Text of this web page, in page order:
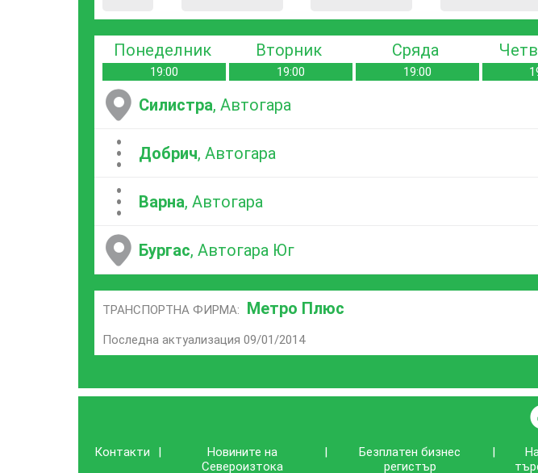
Понеделник
19:00
Вторник
19:00
Сряда
19:00
Силистра, Автогара
...Добрич, Автогара
...Варна, Автогара
Бургас, Автогара Юг
ТРАНСПОРТНА ФИРМА: Метро Плюс
Последна актуализация 09/01/2014
}
Контакти |
Новините на
Североизтока
|
Безплатен бизнес
регистър
|